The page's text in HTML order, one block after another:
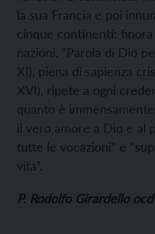
la sua Francia e poi
cinque continenti:
nazioni. “Parola di Dio
XI), piena di sapienza
XVI), ripete a ogni
quanto è
il vero amore a Dio e al
tutte le vocazioni” e
vita”.
P. Rodolfo Girardello ocd